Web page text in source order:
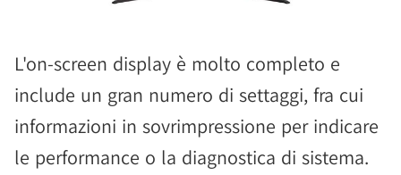
L'on-screen display è molto completo e
include un gran numero di settaggi, fra cui
informazioni in sovrimpressione per indicare
le performance o la diagnostica di sistema.